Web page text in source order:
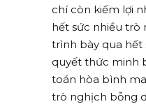
chí còn kiếm lợi
hết sức nhiều trò
trình bày qua hết
quyết thức minh
toán hòa bình
trò nghịch bỗng